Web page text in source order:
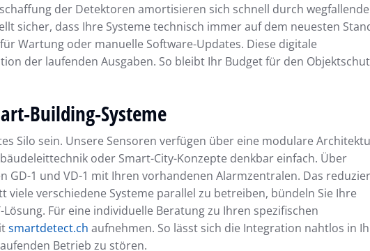
der Detektoren amortisieren sich schnell durch wegfallende
sicher, dass Ihre Systeme technisch immer auf dem neuesten
Wartung oder manuelle Software-Updates. Diese digitale
der laufenden Ausgaben. So bleibt Ihr Budget für den
Building-Systeme
Silo sein. Unsere Sensoren verfügen über eine modulare
oder Smart-City-Konzepte denkbar einfach. Über
1 und VD-1 mit Ihren vorhandenen Alarmzentralen. Das
viele verschiedene Systeme parallel zu betreiben, bündeln Sie Ihre
Für eine individuelle Beratung zu Ihren spezifischen
smartdetect.ch aufnehmen. So lässt sich die Integration nahtlos in
Betrieb zu stören.